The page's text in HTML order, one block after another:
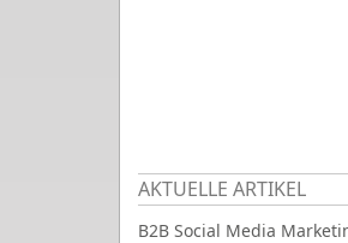
AKTUELLE ARTIKEL
B2B Social Media